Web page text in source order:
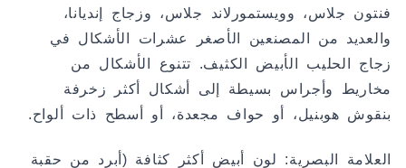
فنتون جلاس، وويستمورلاند جلاس، وزجاج إنديانا،
والعديد من المصنعين الأصغر عشرات الأشكال في
زجاج الحليب الأبيض الكثيف. تتنوع الأشكال من
مخاريط وأجراس بسيطة إلى أشكال أكثر زخرفة
بنقوش هوبنيل، أو حواف مجعدة، أو أسطح ذات ألواح.
العلامة البصرية: لون أبيض أكثر كثافة (أبرد من حقبة